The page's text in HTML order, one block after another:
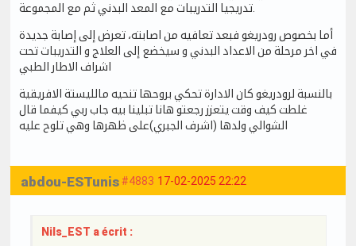
أما بخصوص رودريغو فبعد تعافيه من اصابته، تعرض إلى إصابة جديدة
في اخر مرحلة من الاعداد البدني و سيخضع إلى العلاج و التدريبات تحت
اشراف الاطار الطبي
بالنسبة لرودريغو كان الادارة تحكي بروحها تنحيه مالليستة الافريقية
غلطت كيف وقت يتعزز رجعتو هانا تبلينا بيه جاب ربي كيفما قال
الشوالي ولدها (اشرف الجبري)على ظهرها وهي تلوح عليه
#4883 17-02-2025 22:22
abdou-ESTunis
Nils_EST a écrit :